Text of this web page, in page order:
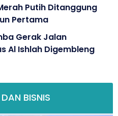
Putih Ditanggung
Pertama
Gerak Jalan
Al Ishlah Digembleng
BISNIS